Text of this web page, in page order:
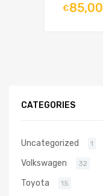
€85,00
CATEGORIES
Uncategorized 1
Volkswagen 32
Toyota 15